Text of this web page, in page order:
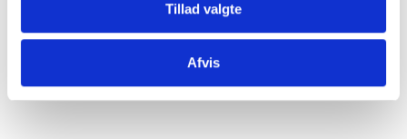
Tillad valgte
Afvis